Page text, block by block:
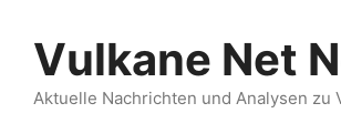
Inhalt
springenVulkane Net
Aktuelle Nachrichten und Analysen zu